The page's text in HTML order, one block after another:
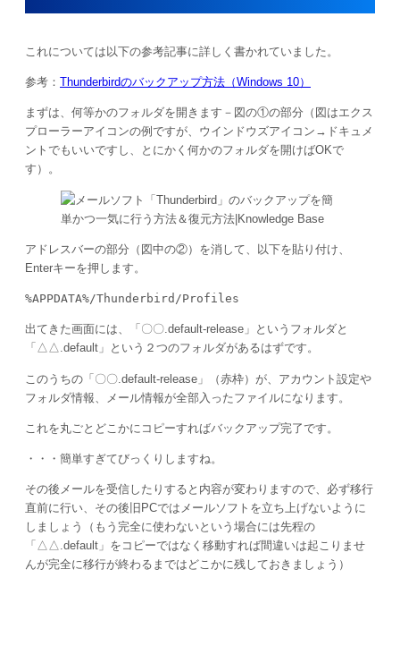
これについては以下の参考記事に詳しく書かれていました。
参考： Thunderbirdのバックアップ方法（Windows 10）
まずは、何等かのフォルダを開きます－図の①の部分（図はエクス
プローラーアイコンの例ですが、ウインドウズアイコン→ドキュメ
ントでもいいですし、とにかく何かのフォルダを開けばOKで
す）。
アドレスバーの部分（図中の②）を消して、以下を貼り付け、
Enterキーを押します。
%APPDATA%/Thunderbird/Profiles
出てきた画面には、「〇〇.default-release」というフォルダと
「△△.default」という２つのフォルダがあるはずです。
このうちの「〇〇.default-release」（赤枠）が、アカウント設定や
フォルダ情報、メール情報が全部入ったファイルになります。
これを丸ごとどこかにコピーすればバックアップ完了です。
・・・簡単すぎてびっくりしますね。
その後メールを受信したりすると内容が変わりますので、必ず移行
直前に行い、その後旧PCではメールソフトを立ち上げないように
しましょう（もう完全に使わないという場合には先程の
「△△.default」をコピーではなく移動すれば間違いは起こりませ
んが完全に移行が終わるまではどこかに残しておきましょう）